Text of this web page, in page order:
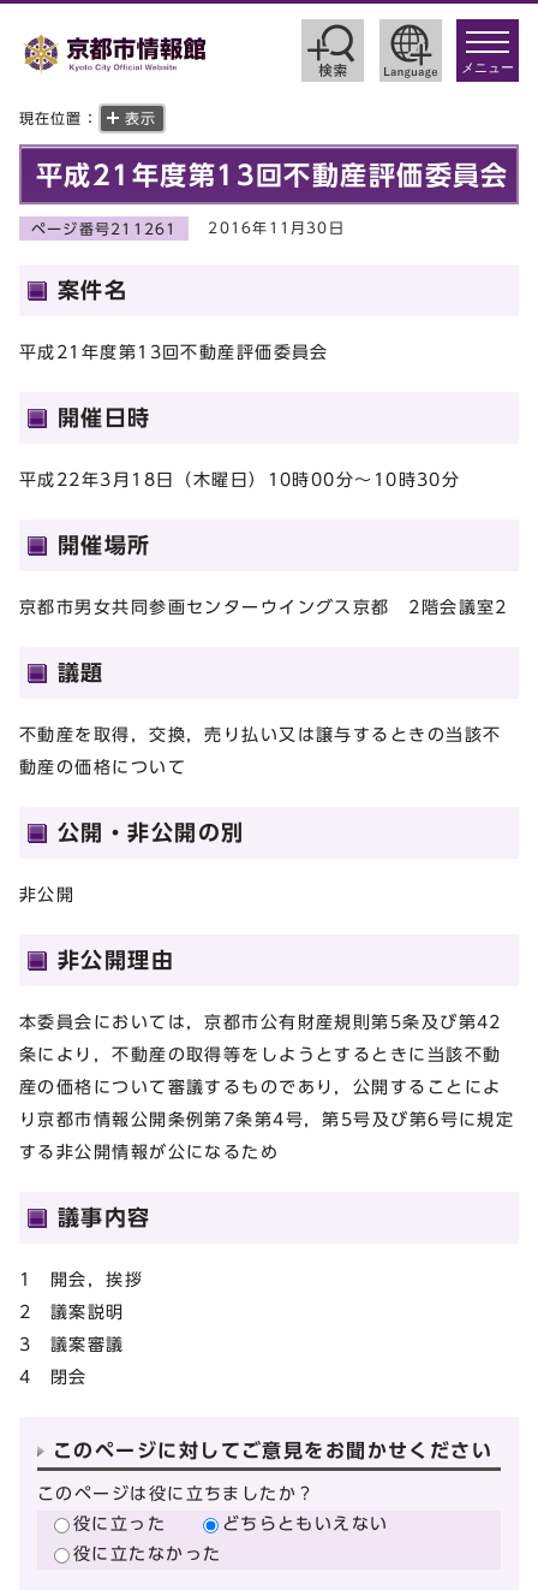
toggle
メニュー
現在位置： 表示
平成21年度第13回不動産評価委員会
ページ番号211261 2016年11月30日
案件名
平成21年度第13回不動産評価委員会
開催日時
平成22年3月18日（木曜日）10時00分～10時30分
開催場所
京都市男女共同参画センターウイングス京都 2階会議室2
議題
不動産を取得，交換，売り払い又は譲与するときの当該不
動産の価格について
公開・非公開の別
非公開
非公開理由
本委員会においては，京都市公有財産規則第5条及び第42
条により，不動産の取得等をしようとするときに当該不動
産の価格について審議するものであり，公開することによ
り京都市情報公開条例第7条第4号，第5号及び第6号に規定
する非公開情報が公になるため
議事内容
1 開会，挨拶
2 議案説明
3 議案審議
4 閉会
このページに対してご意見をお聞かせください
このページは役に立ちましたか？
役に立った
どちらともいえない
役に立たなかった